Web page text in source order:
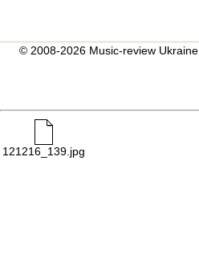
© 2008-2026 Music-review Ukraine
121216_139.jpg